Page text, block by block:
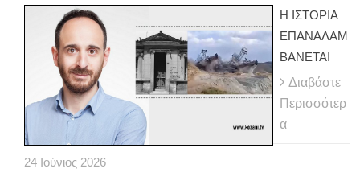
Η ΙΣΤΟΡΙΑ
ΕΠΑΝΑΛΑΜ
ΒΑΝΕΤΑΙ
Διαβάστε
Περισσότερ
α
24 Ιούνιος 2026